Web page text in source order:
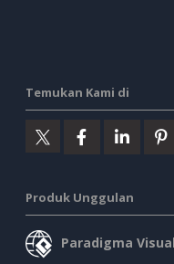
Temukan Kami di
Produk Unggulan
Paradigma